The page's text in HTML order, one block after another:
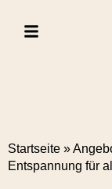
Startseite »
Entspannung für